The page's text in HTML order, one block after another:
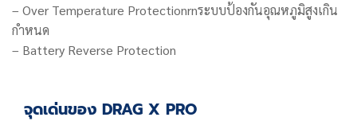
– Over Temperature Protectionrnระบบป้องกันอุณหภูมิสูงเกิน
กำหนด
– Battery Reverse Protection
จุดเด่นของ DRAG X PRO